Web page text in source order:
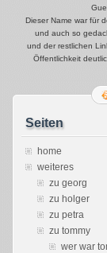
Dieser Name war für
und auch so
und der restlichen
Öffentlichkeit
Seiten
home
weiteres
zu georg
zu holger
zu petra
zu tommy
wer war